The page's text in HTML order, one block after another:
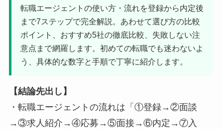
転職エージェントの使い方・流れを登録から内定後
まで7ステップで完全解説。あわせて選び方の比較
ポイント、おすすめ5社の徹底比較、失敗しない注
意点まで網羅します。初めての転職でも迷わないよ
う、具体的な数字と手順で丁寧に紹介します。
【結論先出し】
・転職エージェントの流れは「①登録→②面談
→③求人紹介→④応募→⑤面接→⑥内定→⑦入